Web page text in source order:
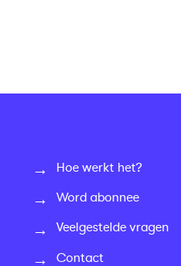
Hoe werkt het?
Word abonnee
Veelgestelde vragen
Contact